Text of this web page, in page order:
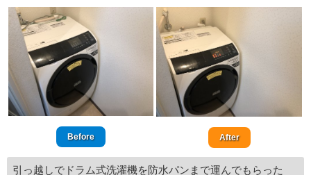
Before After
引っ越しでドラム式洗濯機を防水パンまで運んでもらった